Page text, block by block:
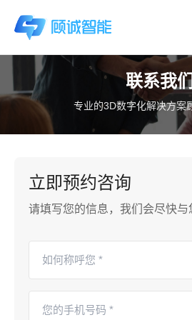
联系我
专业的3D数字化解决方案
立即预约咨询
请填写您的信息，我们会尽快与